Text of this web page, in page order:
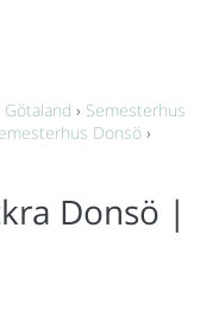
› Semesterhus
Donsö ›
Donsö |